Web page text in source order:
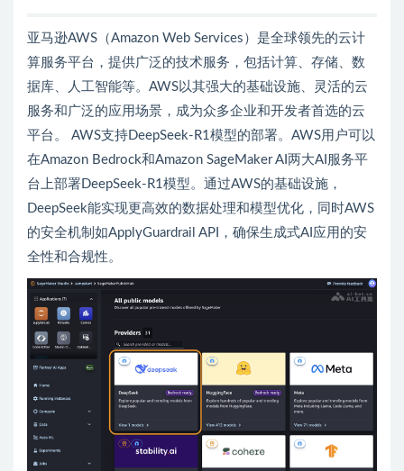
亚马逊AWS（Amazon Web Services）是全球领先的云计
算服务平台，提供广泛的技术服务，包括计算、存储、数
据库、人工智能等。AWS以其强大的基础设施、灵活的云
服务和广泛的应用场景，成为众多企业和开发者首选的云
平台。 AWS支持DeepSeek-R1模型的部署。AWS用户可以
在Amazon Bedrock和Amazon SageMaker AI两大AI服务平
台上部署DeepSeek-R1模型。通过AWS的基础设施，
DeepSeek能实现更高效的数据处理和模型优化，同时AWS
的安全机制如ApplyGuardrail API，确保生成式AI应用的安
全性和合规性。